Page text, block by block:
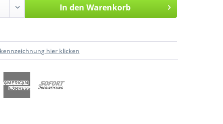
In den Warenkorb
hier klicken